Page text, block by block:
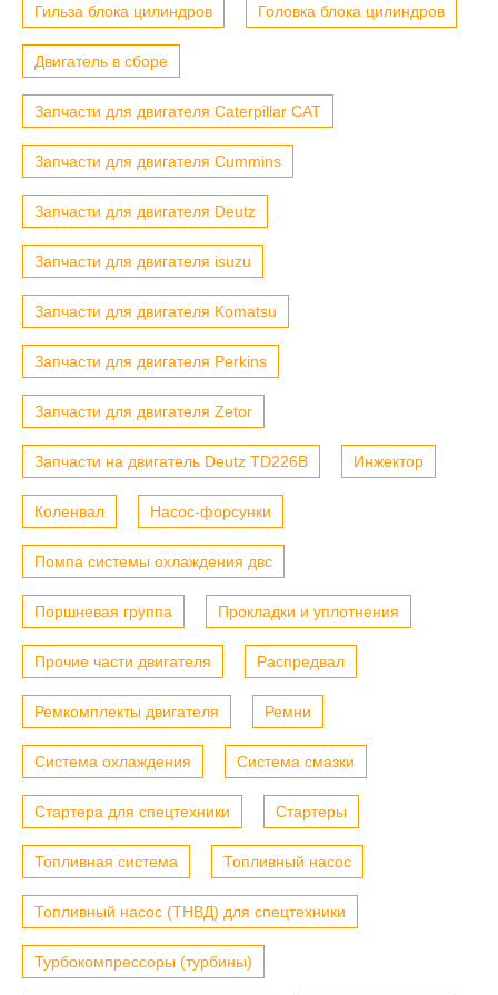
Гильза блока цилиндров Головка блока цилиндров
Двигатель в сборе
Запчасти для двигателя Caterpillar CAT
Запчасти для двигателя Cummins
Запчасти для двигателя Deutz
Запчасти для двигателя isuzu
Запчасти для двигателя Komatsu
Запчасти для двигателя Perkins
Запчасти для двигателя Zetor
Запчасти на двигатель Deutz TD226B Инжектор
Коленвал Насос-форсунки
Помпа системы охлаждения двс
Поршневая группа Прокладки и уплотнения
Прочие части двигателя Распредвал
Ремкомплекты двигателя Ремни
Система охлаждения Система смазки
Стартера для спецтехники Стартеры
Топливная система Топливный насос
Топливный насос (ТНВД) для спецтехники
Турбокомпрессоры (турбины)